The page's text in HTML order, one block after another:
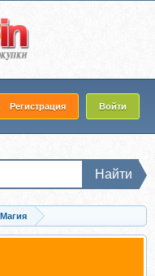
Регистрация Войти
Найти
Магия